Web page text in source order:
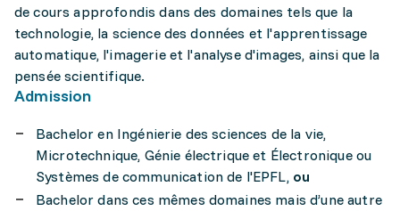
de cours approfondis dans des domaines tels que la
technologie, la science des données et l'apprentissage
automatique, l'imagerie et l'analyse d'images, ainsi que la
pensée scientifique.
Admission
Bachelor en Ingénierie des sciences de la vie,
Microtechnique, Génie électrique et Électronique ou
Systèmes de communication de l'EPFL, ou
Bachelor dans ces mêmes domaines mais d’une autre